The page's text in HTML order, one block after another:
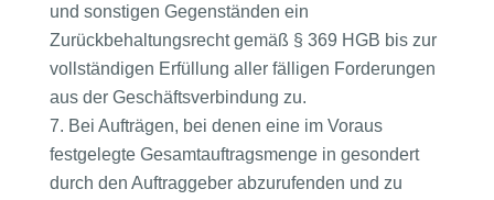
und sonstigen Gegenständen ein
Zurückbehaltungsrecht gemäß § 369 HGB bis zur
vollständigen Erfüllung aller fälligen Forderungen
aus der Geschäftsverbindung zu.
Bei Aufträgen, bei denen eine im Voraus
festgelegte Gesamtauftragsmenge in gesondert
durch den Auftraggeber abzurufenden und zu